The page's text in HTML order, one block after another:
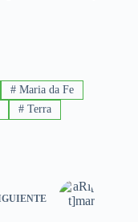
# Maria da Fe
# Terra